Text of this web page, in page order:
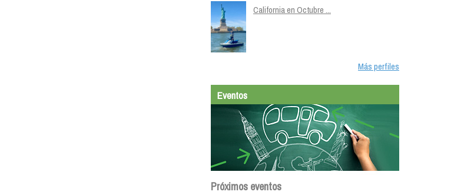
California en Octubre ...
Más perfiles
Eventos
Próximos eventos